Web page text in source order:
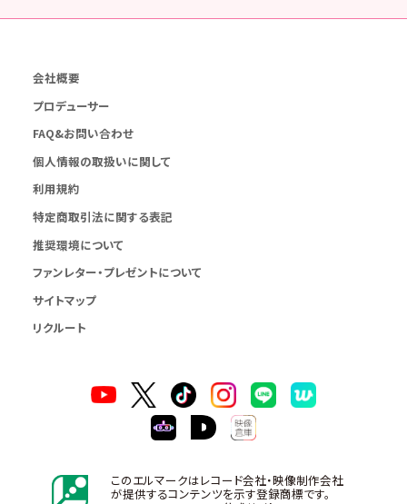
会社概要
プロデューサー
FAQ&お問い合わせ
個人情報の取扱いに関して
利用規約
特定商取引法に関する表記
推奨環境について
ファンレター・プレゼントについて
サイトマップ
リクルート
このエルマークはレコード会社・映像制作会社
が提供するコンテンツを示す登録商標です。